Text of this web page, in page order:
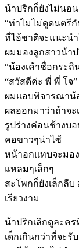
น้าปริกก็ยังไม่นอ
“ทำไมไม่ดูดนตรี
ที่ไอ้ชาติจะแนะน
ผมมองลูกสาวน้า
“น้องเค้าชื่อกระถิ
“สวัสดีค่ะ พี่ พี่ โจ
ผมแอบพิจารณาน้
ผลออกมาว่าถ้าจ
รูปร่างค่อนช้างบ
คอขาวๆน่าไซ้
หน้าอกแทบจะมอ
แหลมๆเล็กๆ
สะโพกก็ยังเล็กลีบ
เรียวงาม
น้าปริกเลิกดูละคร
เด็กเกินกว่าที่จะรั